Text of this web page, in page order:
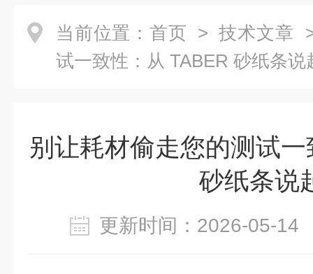
当前位置： 首页 > 技术文章
试一致性：从 TABER 砂纸条说
别让耗材偷走您的测试
砂纸条说
更新时间：2026-05-